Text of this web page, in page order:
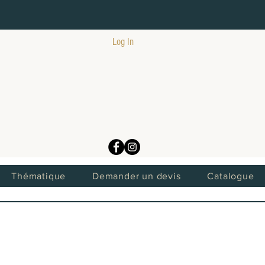
Log In
Thématique Demander un devis Catalogue